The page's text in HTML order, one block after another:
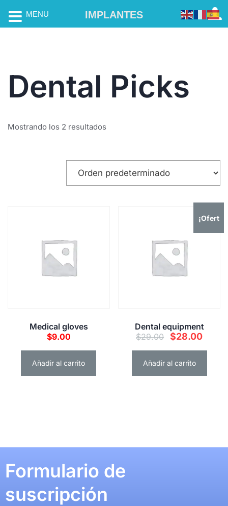
Dental Picks
Mostrando los 2 resultados
Medical gloves
$9.00
Añadir al carrito
¡Ofert
Dental equipment
$29.00 $28.00
Añadir al carrito
Formulario de
suscripción
MENU IMPLANTES